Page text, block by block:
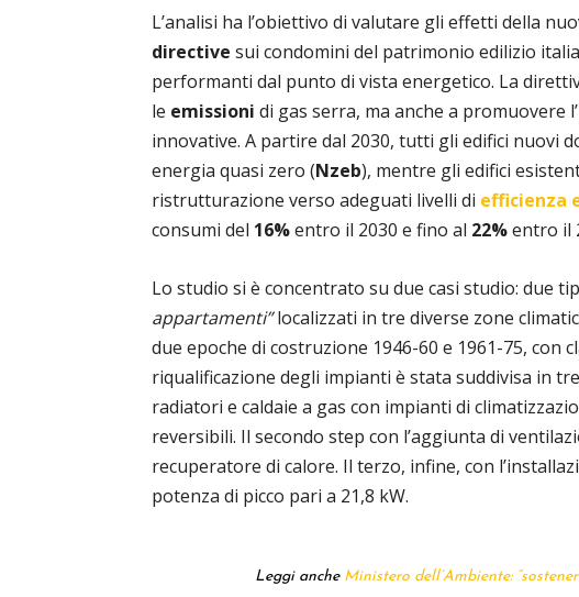
L’analisi ha l’obiettivo di valutare gli effetti della
directive sui condomini del patrimonio edilizio
performanti dal punto di vista energetico. La
le emissioni di gas serra, ma anche a promuovere
innovative. A partire dal 2030, tutti gli edifici nuovi
energia quasi zero (Nzeb), mentre gli edifici
ristrutturazione verso adeguati livelli di efficienza
consumi del 16%entro il 2030 e fino al 22%entro il
Lo studio si è concentrato su due casi studio: due
appartamenti”localizzati in tre diverse zone
due epoche di costruzione 1946-60 e 1961-75, con
riqualificazione degli impianti è stata suddivisa in
radiatori e caldaie a gas con impianti di
reversibili. Il secondo step con l’aggiunta di
recuperatore di calore. Il terzo, infine, con
potenza di picco pari a 21,8 kW.
Leggi anche Ministero dell’Ambiente: